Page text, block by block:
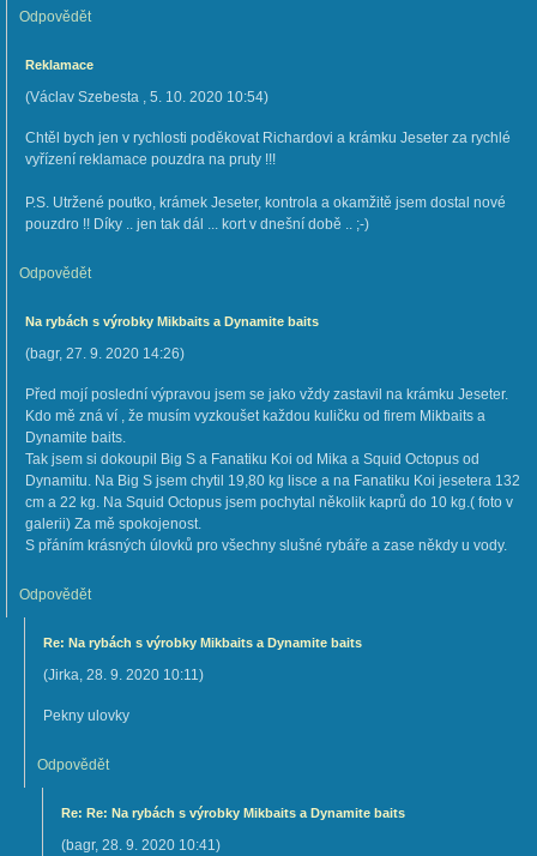
Odpovědět
Reklamace
(Václav Szebesta , 5. 10. 2020 10:54)
Chtěl bych jen v rychlosti poděkovat Richardovi a krámku Jeseter za rychlé
vyřízení reklamace pouzdra na pruty !!!
P.S. Utržené poutko, krámek Jeseter, kontrola a okamžitě jsem dostal nové
pouzdro !! Díky .. jen tak dál ... kort v dnešní době .. ;-)
Odpovědět
Na rybách s výrobky Mikbaits a Dynamite baits
(bagr, 27. 9. 2020 14:26)
Před mojí poslední výpravou jsem se jako vždy zastavil na krámku Jeseter.
Kdo mě zná ví , že musím vyzkoušet každou kuličku od firem Mikbaits a
Dynamite baits.
Tak jsem si dokoupil Big S a Fanatiku Koi od Mika a Squid Octopus od
Dynamitu. Na Big S jsem chytil 19,80 kg lisce a na Fanatiku Koi jesetera 132
cm a 22 kg. Na Squid Octopus jsem pochytal několik kaprů do 10 kg.( foto v
galerii) Za mě spokojenost.
S přáním krásných úlovků pro všechny slušné rybáře a zase někdy u vody.
Odpovědět
Re: Na rybách s výrobky Mikbaits a Dynamite baits
(Jirka, 28. 9. 2020 10:11)
Pekny ulovky
Odpovědět
Re: Re: Na rybách s výrobky Mikbaits a Dynamite baits
(bagr, 28. 9. 2020 10:41)